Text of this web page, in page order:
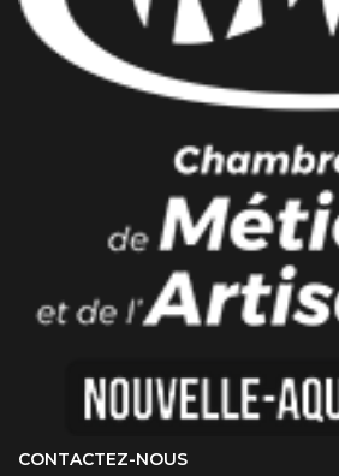
CONTACTEZ-NOUS